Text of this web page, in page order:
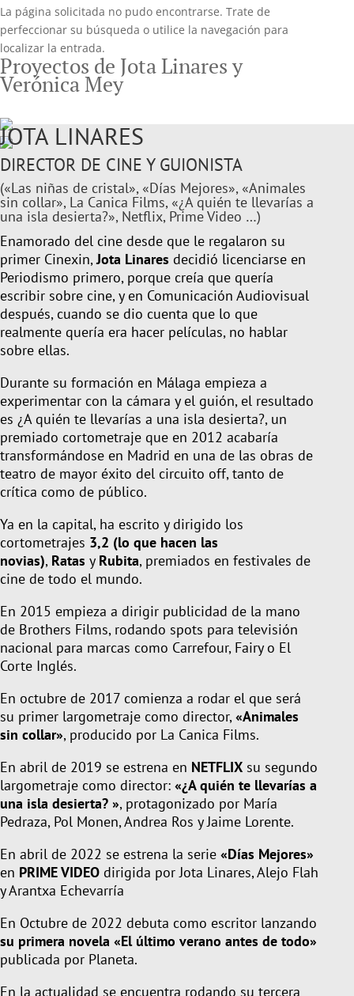
La página solicitada no pudo encontrarse. Trate de
perfeccionar su búsqueda o utilice la navegación para
localizar la entrada.
Proyectos de Jota Linares y
Verónica Mey
JOTA LINARES
DIRECTOR DE CINE Y GUIONISTA
(«Las niñas de cristal», «Días Mejores», «Animales
sin collar», La Canica Films, «¿A quién te llevarías a
una isla desierta?», Netflix, Prime Video …)
Enamorado del cine desde que le regalaron su
primer Cinexin,Jota Linares decidió licenciarse en
Periodismo primero, porque creía que quería
escribir sobre cine, y en Comunicación Audiovisual
después, cuando se dio cuenta que lo que
realmente quería era hacer películas, no hablar
sobre ellas.
Durante su formación en Málaga empieza a
experimentar con la cámara y el guión, el resultado
es ¿A quién te llevarías a una isla desierta?, un
premiado cortometraje que en 2012 acabaría
transformándose en Madrid en una de las obras de
teatro de mayor éxito del circuito off, tanto de
crítica como de público.
Ya en la capital, ha escrito y dirigido los
cortometrajes 3,2 (lo que hacen las
novias), Ratas y Rubita, premiados en festivales de
cine de todo el mundo.
En 2015 empieza a dirigir publicidad de la mano
de Brothers Films, rodando spots para televisión
nacional para marcas como Carrefour, Fairy o El
Corte Inglés.
En octubre de 2017 comienza a rodar el que será
su primer largometraje como director,«Animales
sin collar», producido por La Canica Films.
En abril de 2019 se estrena en NETFLIX su segundo
largometraje como director: «¿A quién te llevarías a
una isla desierta? », protagonizado por María
Pedraza, Pol Monen, Andrea Ros y Jaime Lorente.
En abril de 2022 se estrena la serie «Días Mejores»
en PRIME VIDEO dirigida por Jota Linares, Alejo Flah
y Arantxa Echevarría
En Octubre de 2022 debuta como escritor lanzando
su primera novela «El último verano antes de todo»
publicada por Planeta.
En la actualidad se encuentra rodando su tercera